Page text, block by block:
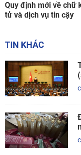
Quy định mới về chữ
tử và dịch vụ tin cậy
TIN KHÁC